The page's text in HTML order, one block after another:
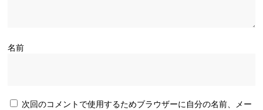
名前
次回のコメントで使用するためブラウザーに自分の名前、メー